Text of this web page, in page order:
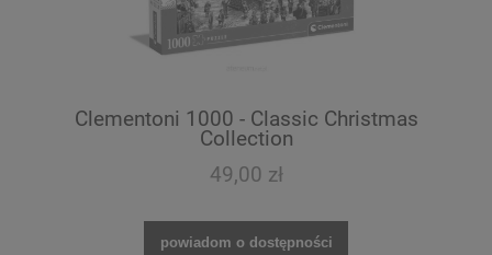
Clementoni 1000 - Classic Christmas
Collection
49,00 zł
powiadom o dostępności